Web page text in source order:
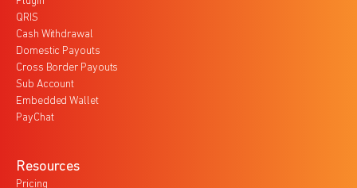
QRIS
Cash Withdrawal
Domestic Payouts
Cross Border Payouts
Sub Account
Embedded Wallet
PayChat
Resources
Pricing